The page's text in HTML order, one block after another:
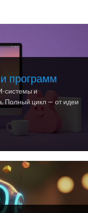
программ
системы и
Полный цикл — от идеи